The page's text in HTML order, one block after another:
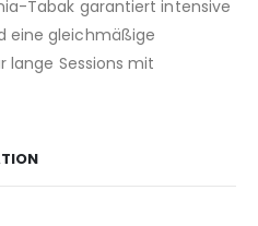
Tabak garantiert intensive
eine gleichmäßige
lange Sessions mit